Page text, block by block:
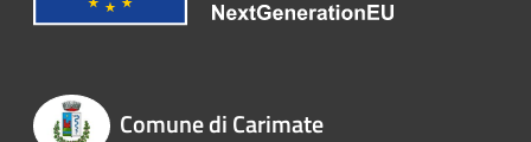
Comune di Carimate